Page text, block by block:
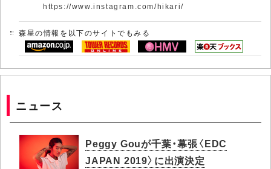
https://www.instagram.com/hikari/
森星の情報を以下のサイトでもみる
ニュース
Peggy Gouが千葉・幕張〈EDC
JAPAN 2019〉に出演決定